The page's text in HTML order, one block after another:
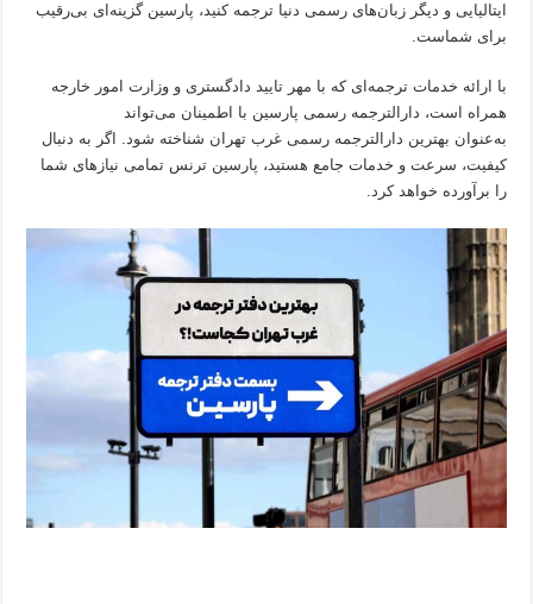
ایتالیایی و دیگر زبان‌های رسمی دنیا ترجمه کنید، پارسین گزینه‌ای بی‌رقیب
برای شماست.
با ارائه خدمات ترجمه‌ای که با مهر تایید دادگستری و وزارت امور خارجه
همراه است، دارالترجمه رسمی پارسین با اطمینان می‌تواند
به‌عنوان بهترین دارالترجمه رسمی غرب تهران شناخته شود. اگر به دنبال
کیفیت، سرعت و خدمات جامع هستید، پارسین ترنس تمامی نیازهای شما
را برآورده خواهد کرد.